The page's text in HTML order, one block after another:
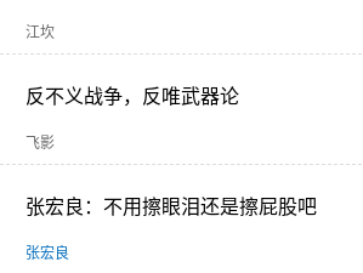
江坎
反不义战争，反唯武器论
飞影
张宏良：不用擦眼泪还是擦屁股吧
张宏良